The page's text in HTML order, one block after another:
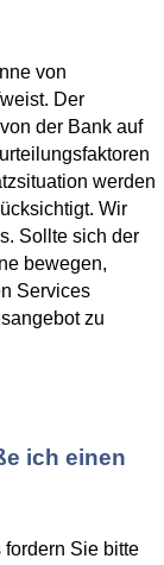
von
Der
der Bank auf
werden
Wir
Sollte sich der
bewegen,
Services
zu
ich einen
Sie bitte